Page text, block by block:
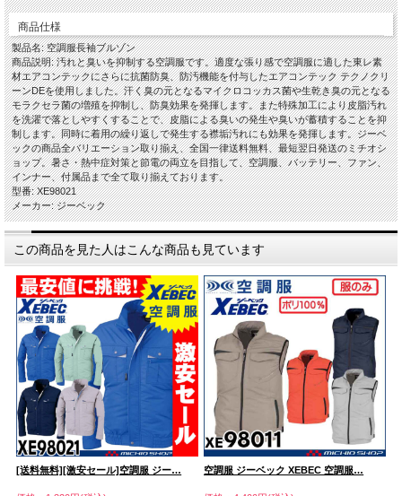
商品仕様
製品名: 空調服長袖ブルゾン
商品説明: 汚れと臭いを抑制する空調服です。適度な張り感で空調服に適した東レ素
材エアコンテックにさらに抗菌防臭、防汚機能を付与したエアコンテック テクノクリ
ーンDEを使用しました。汗く臭の元となるマイクロコッカス菌や生乾き臭の元となる
モラクセラ菌の増殖を抑制し、防臭効果を発揮します。また特殊加工により皮脂汚れ
を洗濯で落としやすくすることで、皮脂による臭いの発生や臭いが蓄積することを抑
制します。同時に着用の繰り返しで発生する襟垢汚れにも効果を発揮します。ジーベ
ックの商品全バリエーション取り揃え、全国一律送料無料、最短翌日発送のミチオシ
ョップ。暑さ・熱中症対策と節電の両立を目指して、空調服、バッテリー、ファン、
インナー、付属品まで全て取り揃えております。
型番: XE98021
メーカー: ジーベック
この商品を見た人はこんな商品も見ています
[送料無料][激安セール]空調服 ジー… 空調服 ジーベック XEBEC 空調服…